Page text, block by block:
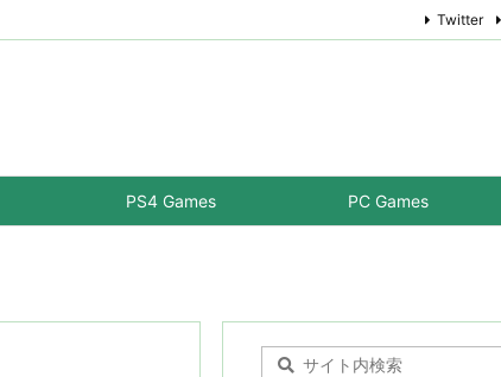
PS4 Games PC Games
Twitter